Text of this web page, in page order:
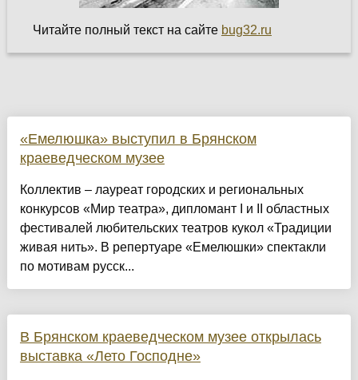
Читайте полный текст на сайте bug32.ru
«Емелюшка» выступил в Брянском
краеведческом музее
Коллектив – лауреат городских и региональных
конкурсов «Мир театра», дипломант I и II областных
фестивалей любительских театров кукол «Традиции
живая нить». В репертуаре «Емелюшки» спектакли
по мотивам русск...
В Брянском краеведческом музее открылась
выставка «Лето Господне»